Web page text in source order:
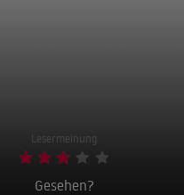
Lesermeinung
Gesehen?